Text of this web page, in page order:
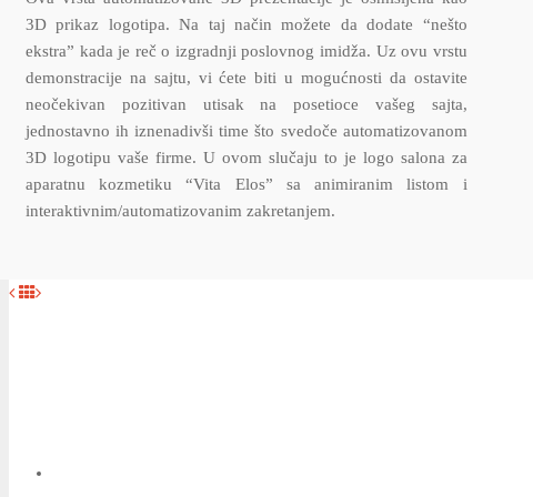
3D prikaz logotipa. Na taj način možete da dodate “nešto
ekstra” kada je reč o izgradnji poslovnog imidža. Uz ovu vrstu
demonstracije na sajtu, vi ćete biti u mogućnosti da ostavite
neočekivan pozitivan utisak na posetioce vašeg sajta,
jednostavno ih iznenadivši time što svedoče automatizovanom
3D logotipu vaše firme. U ovom slučaju to je logo salona za
aparatnu kozmetiku “Vita Elos” sa animiranim listom i
interaktivnim/automatizovanim zakretanjem.